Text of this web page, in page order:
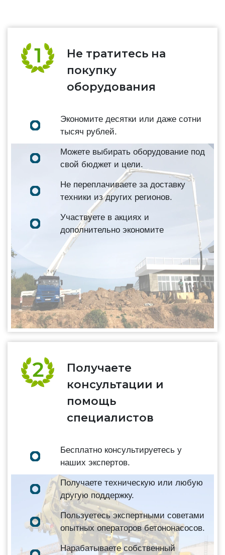
Не тратитесь на
покупку
оборудования
Экономите десятки или даже сотни
тысяч рублей.
Можете выбирать оборудование под
свой бюджет и цели.
Не переплачиваете за доставку
техники из других регионов.
Участвуете в акциях и
дополнительно экономите
Получаете
консультации и
помощь
специалистов
Бесплатно консультируетесь у
наших экспертов.
Получаете техническую или любую
другую поддержку.
Пользуетесь экспертными советами
опытных операторов бетононасосов.
Нарабатываете собственный